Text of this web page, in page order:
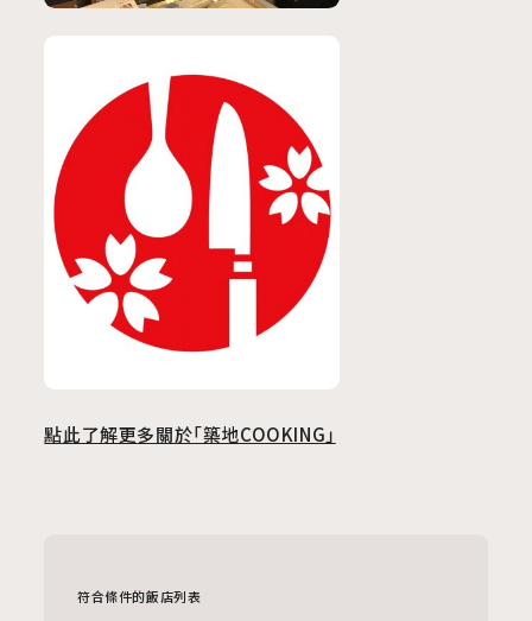
點此了解更多關於「築地COOKING」
符合條件的飯店列表